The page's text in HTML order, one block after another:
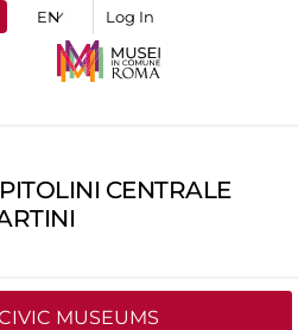
Log In
CENTRALE
MUSEUMS